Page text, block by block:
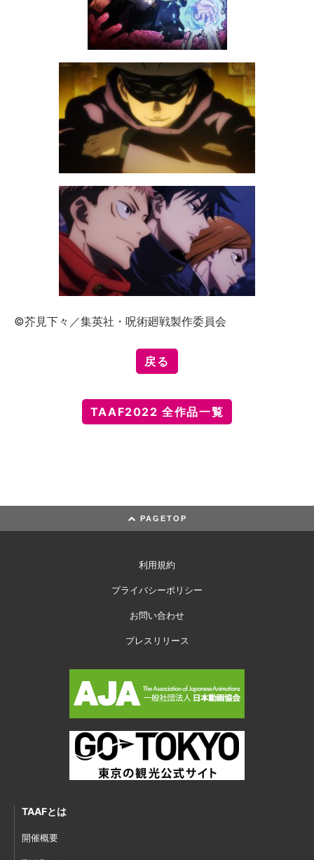
©芥見下々／集英社・呪術廻戦製作委員会
戻る
TAAF2022 全作品一覧
PAGETOP
利用規約
プライバシーポリシー
お問い合わせ
プレスリリース
TAAFとは
開催概要